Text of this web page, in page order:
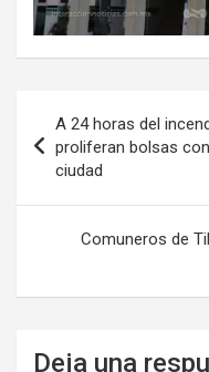
de
entradas
A 24 horas del
proliferan bolsas
ciudad
Comuneros de
Deja una